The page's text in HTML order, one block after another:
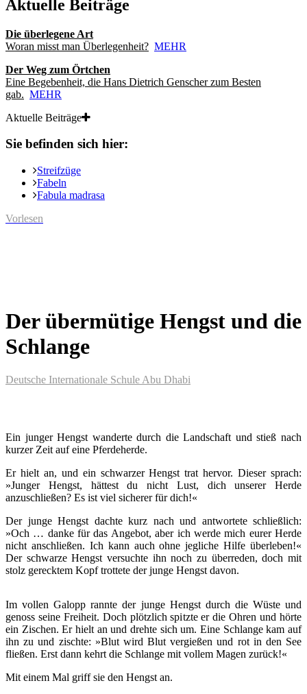
Aktuelle Beiträge
Die überlegene Art
Woran misst man Überlegenheit? MEHR
Der Weg zum Örtchen
Eine Begebenheit, die Hans Dietrich Genscher zum Besten
gab. MEHR
Aktuelle Beiträge
Sie befinden sich hier:
Streifzüge
Fabeln
Fabula madrasa
Vorlesen
Der übermütige Hengst und die
Schlange
Deutsche Internationale Schule Abu Dhabi
Ein junger Hengst wanderte durch die Landschaft und stieß nach
kurzer Zeit auf eine Pferdeherde.
Er hielt an, und ein schwarzer Hengst trat hervor. Dieser sprach:
»Junger Hengst, hättest du nicht Lust, dich unserer Herde
anzuschließen? Es ist viel sicherer für dich!«
Der junge Hengst dachte kurz nach und antwortete schließlich:
»Och … danke für das Angebot, aber ich werde mich eurer Herde
nicht anschließen. Ich kann auch ohne jegliche Hilfe überleben!«
Der schwarze Hengst versuchte ihn noch zu überreden, doch mit
stolz gerecktem Kopf trottete der junge Hengst davon.
Im vollen Galopp rannte der junge Hengst durch die Wüste und
genoss seine Freiheit. Doch plötzlich spitzte er die Ohren und hörte
ein Zischen. Er hielt an und drehte sich um. Eine Schlange kam auf
ihn zu und zischte: »Blut wird Blut vergießen und rot in den See
fließen. Erst dann kehrt die Schlange mit vollem Magen zurück!«
Mit einem Mal griff sie den Hengst an.